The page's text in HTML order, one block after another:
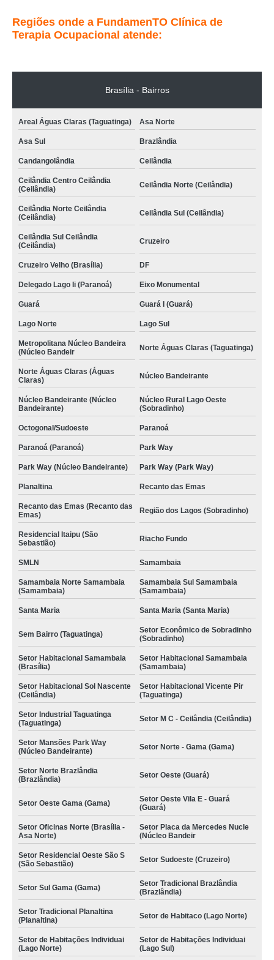
Regiões onde a FundamenTO Clínica de
Terapia Ocupacional atende:
Brasília - Bairros
Areal Águas Claras (Taguatinga) Asa Norte
Asa Sul Brazlândia
Candangolândia Ceilândia
Ceilândia Centro Ceilândia
(Ceilândia)
Ceilândia Norte (Ceilândia)
Ceilândia Norte Ceilândia
(Ceilândia)
Ceilândia Sul (Ceilândia)
Ceilândia Sul Ceilândia
(Ceilândia)
Cruzeiro
Cruzeiro Velho (Brasília) DF
Delegado Lago Ii (Paranoá) Eixo Monumental
Guará Guará I (Guará)
Lago Norte Lago Sul
Metropolitana Núcleo Bandeira
(Núcleo Bandeir
Norte Águas Claras (Taguatinga)
Norte Águas Claras (Águas
Claras)
Núcleo Bandeirante
Núcleo Bandeirante (Núcleo
Bandeirante)
Núcleo Rural Lago Oeste
(Sobradinho)
Octogonal/Sudoeste Paranoá
Paranoá (Paranoá) Park Way
Park Way (Núcleo Bandeirante) Park Way (Park Way)
Planaltina Recanto das Emas
Recanto das Emas (Recanto das
Emas)
Região dos Lagos (Sobradinho)
Residencial Itaipu (São
Sebastião)
Riacho Fundo
SMLN Samambaia
Samambaia Norte Samambaia
(Samambaia)
Samambaia Sul Samambaia
(Samambaia)
Santa Maria Santa Maria (Santa Maria)
Sem Bairro (Taguatinga)
Setor Econômico de Sobradinho
(Sobradinho)
Setor Habitacional Samambaia
(Brasília)
Setor Habitacional Samambaia
(Samambaia)
Setor Habitacional Sol Nascente
(Ceilândia)
Setor Habitacional Vicente Pir
(Taguatinga)
Setor Industrial Taguatinga
(Taguatinga)
Setor M C - Ceilândia (Ceilândia)
Setor Mansões Park Way
(Núcleo Bandeirante)
Setor Norte - Gama (Gama)
Setor Norte Brazlândia
(Brazlândia)
Setor Oeste (Guará)
Setor Oeste Gama (Gama)
Setor Oeste Vila E - Guará
(Guará)
Setor Oficinas Norte (Brasília -
Asa Norte)
Setor Placa da Mercedes Nucle
(Núcleo Bandeir
Setor Residencial Oeste São S
(São Sebastião)
Setor Sudoeste (Cruzeiro)
Setor Sul Gama (Gama)
Setor Tradicional Brazlândia
(Brazlândia)
Setor Tradicional Planaltina
(Planaltina)
Setor de Habitaco (Lago Norte)
Setor de Habitações Individuai
(Lago Norte)
Setor de Habitações Individuai
(Lago Sul)